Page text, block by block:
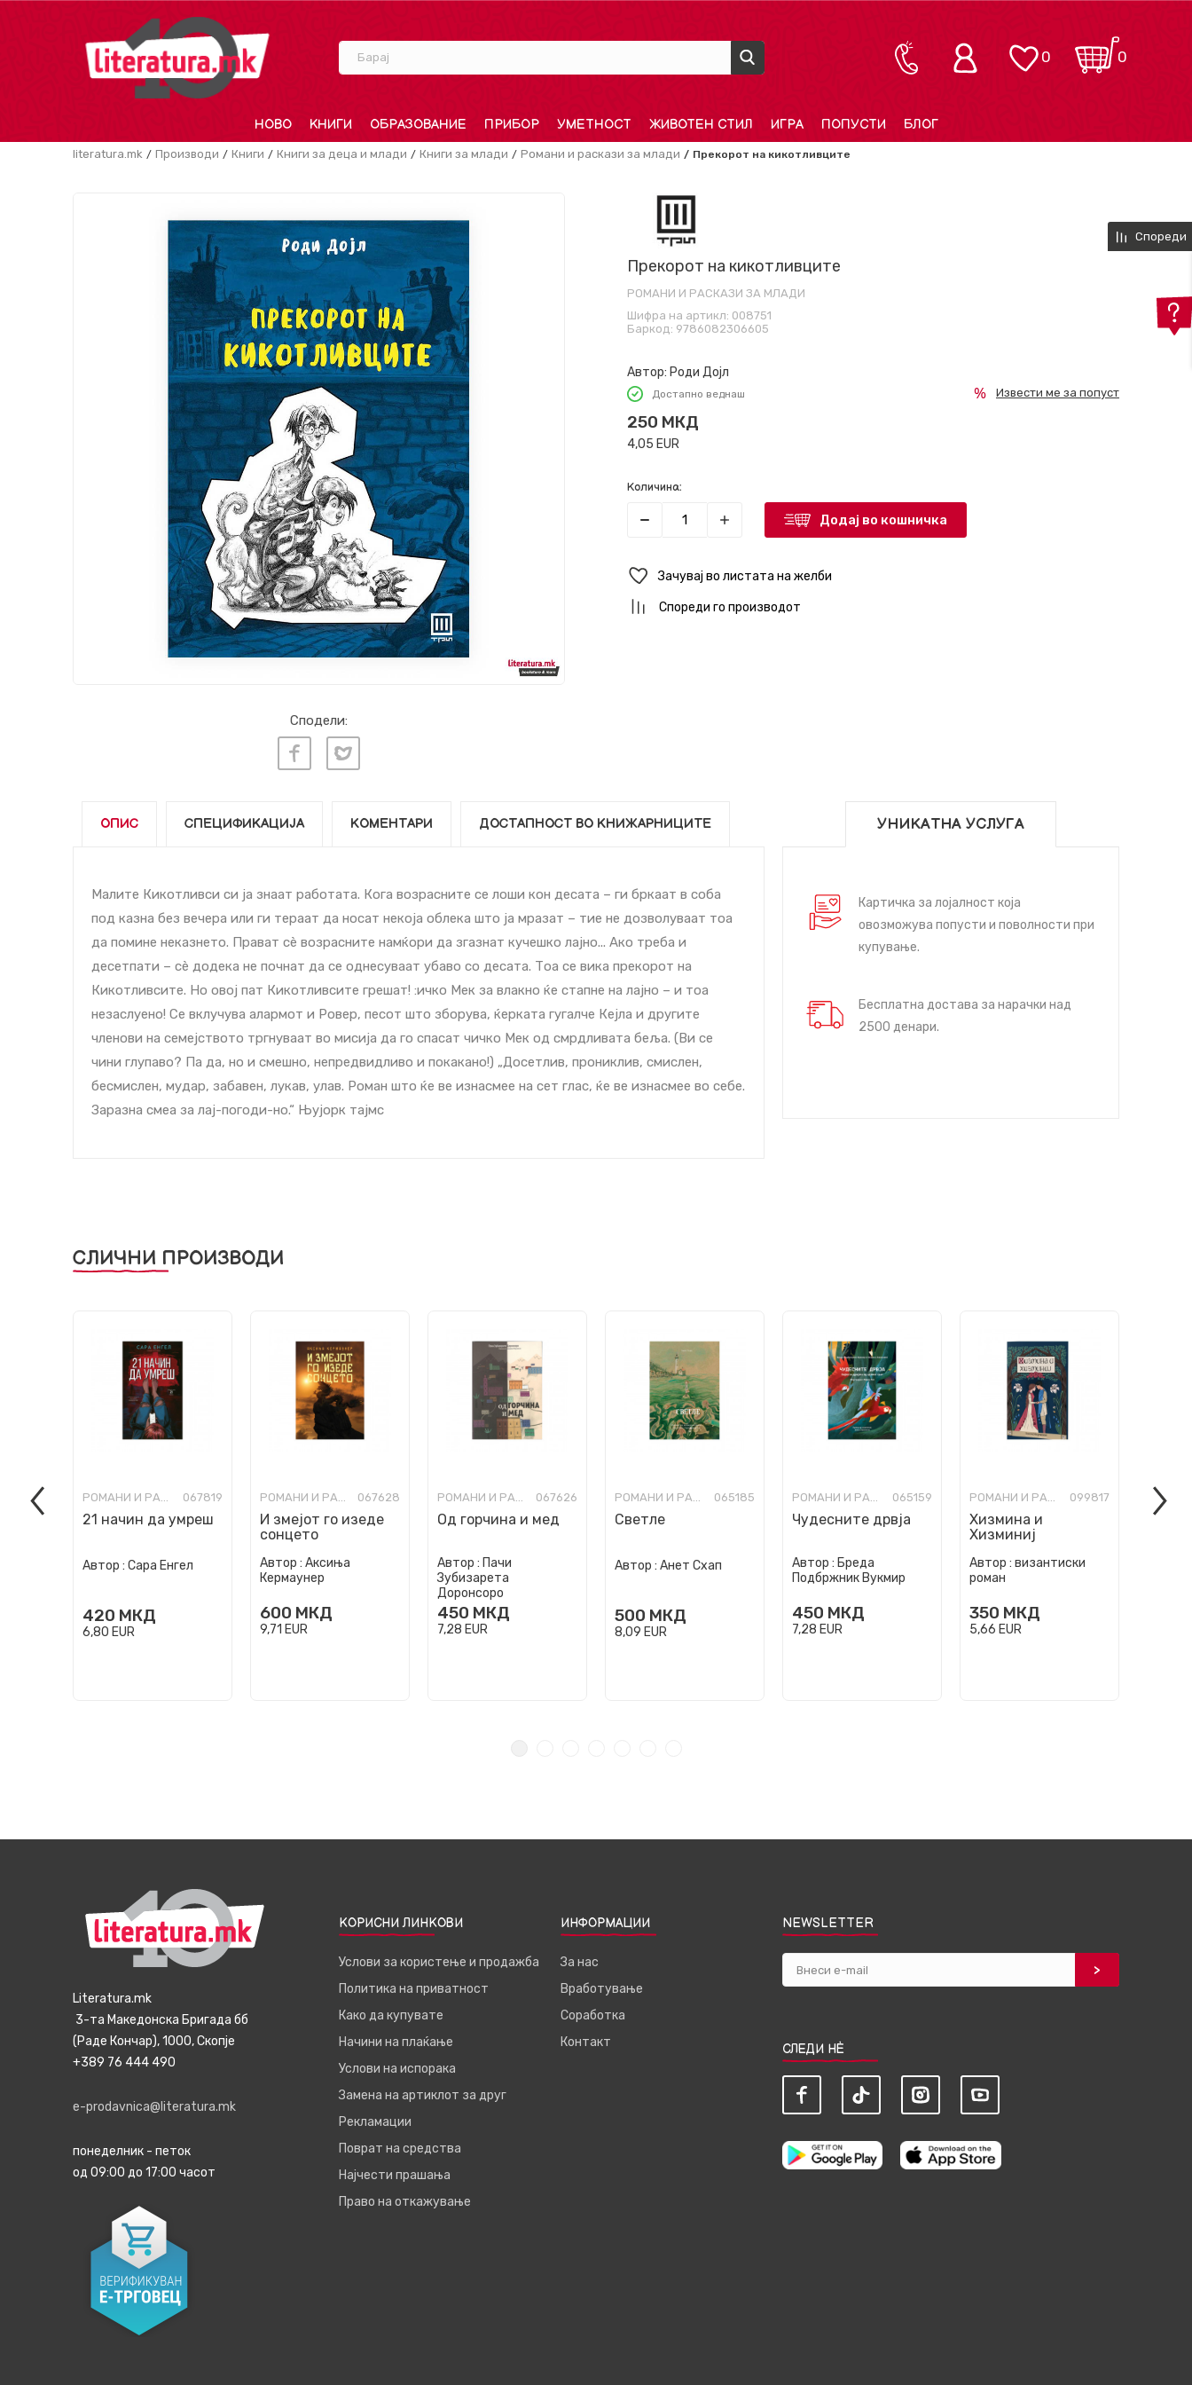
Барај 0
0
НОВО КНИГИ ОБРАЗОВАНИЕ ПРИБОР УМЕТНОСТ ЖИВОТЕН СТИЛ ИГРА ПОПУСТИ БЛОГ
literatura.mk Производи Книги Книги за деца и млади Книги за млади Романи и раскази за млади Прекорот на кикотливците
Сподели:
Прекорот на кикотливците
РОМАНИ И РАСКАЗИ ЗА МЛАДИ
Шифра на артикл: 008751
Баркод: 9786082306605
Автор: Роди Дојл
Достапно веднаш
250 МКД
4,05 EUR
Извести ме за попуст
Количина:
Додај во кошничка
Зачувај во листата на желби
Спореди го производот
ОПИС СПЕЦИФИКАЦИЈА КОМЕНТАРИ ДОСТАПНОСТ ВО КНИЖАРНИЦИТЕ
Малите Кикотливcи си ја знаат работата. Кога возрасните се лоши кон деcата – ги бркаат в соба
под казна без вечера или ги тераат да носат некоја облека што ја мразат – тие не дозволуваат тоа
да помине неказнето. Прават сè возрасните намќори да згазнат кучешко лајно... Ако треба и
десетпати – сè додека не почнат да се однесуваат убаво со деcата. Тоа се вика прекорот на
Кикотливcите. Но овој пат Кикотливcите грешат! :ичко Мек за влакно ќе стапне на лајно – и тоа
незаслуено! Се вклучува алармот и Ровер, песот што зборува, ќерката гугалче Кејла и другите
членови на семејството тргнуваат во мисија да го спасат чичко Мек од смрдливата беља. (Ви се
чини глупаво? Па да, но и смешно, непредвидливо и покакано!) „Досетлив, прониклив, смислен,
бесмислен, мудар, забавен, лукав, улав. Роман што ќе ве изнасмее на сет глас, ќе ве изнасмее во себе.
Заразна смеа за лај-погоди-но.“ Њујорк тајмс
УНИКАТНА УСЛУГА
Картичка за лојалност која
овозможува попусти и поволности при
купување.
Бесплатна достава за нарачки над
2500 денари.
СЛИЧНИ ПРОИЗВОДИ
РОМАНИ И РАСКАЗИ ЗА МЛАДИ 067819
21 начин да умреш
Автор : Сара Енгел
420 МКД
6,80 EUR
РОМАНИ И РАСКАЗИ ЗА МЛАДИ 067628
И змеjот го изеде
сонцето
Автор : Аксиња
Кермаунер
600 МКД
9,71 EUR
РОМАНИ И РАСКАЗИ ЗА МЛАДИ 067626
Од горчина и мед
Автор : Пачи
Зубизарета
Доронсоро
450 МКД
7,28 EUR
РОМАНИ И РАСКАЗИ ЗА МЛАДИ 065185
Светле
Автор : Анет Схап
500 МКД
8,09 EUR
РОМАНИ И РАСКАЗИ ЗА МЛАДИ 065159
Чудесните дрвја
Автор : Бреда
Подбржник Вукмир
450 МКД
7,28 EUR
РОМАНИ И РАСКАЗИ ЗА МЛАДИ 099817
Хизмина и
Хизминиј
Автор : византиски
роман
350 МКД
5,66 EUR
Спореди
Literatura.mk
3-та Македонска Бригада бб
(Раде Кончар), 1000, Скопје
+389 76 444 490
e-prodavnica@literatura.mk
понеделник - петок
од 09:00 до 17:00 часот
КОРИСНИ ЛИНКОВИ
Услови за користење и продажба
Политика на приватност
Како да купувате
Начини на плаќање
Услови на испорака
Замена на артиклот за друг
Рекламации
Поврат на средства
Најчести прашања
Право на откажување
ИНФОРМАЦИИ
За нас
Вработување
Соработка
Контакт
NEWSLETTER
СЛЕДИ НЀ